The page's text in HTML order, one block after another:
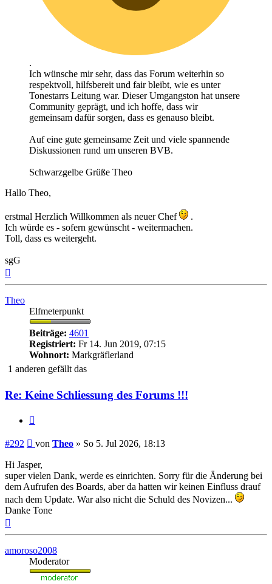
.
Ich wünsche mir sehr, dass das Forum weiterhin so
respektvoll, hilfsbereit und fair bleibt, wie es unter
Tonestarrs Leitung war. Dieser Umgangston hat unsere
Community geprägt, und ich hoffe, dass wir
gemeinsam dafür sorgen, dass es genauso bleibt.
Auf eine gute gemeinsame Zeit und viele spannende
Diskussionen rund um unseren BVB.
Schwarzgelbe Grüße Theo
Hallo Theo,
erstmal Herzlich Willkommen als neuer Chef
.
Ich würde es - sofern gewünscht - weitermachen.
Toll, dass es weitergeht.
sgG
Theo
Elfmeterpunkt
Beiträge: 4601
Registriert: Fr 14. Jun 2019, 07:15
Wohnort: Markgräflerland
1 anderen gefällt das
Re: Keine Schliessung des Forums !!!
#292 Beitrag
von Theo » So 5. Jul 2026, 18:13
Hi Jasper,
super vielen Dank, werde es einrichten. Sorry für die Änderung bei
dem Aufrufen des Boards, aber da hatten wir keinen Einfluss drauf
nach dem Update. War also nicht die Schuld des Novizen...
Danke Tone
amoroso2008
Moderator